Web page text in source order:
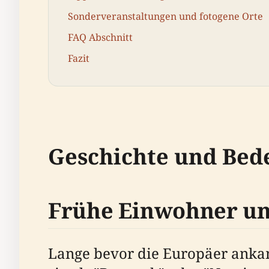
Sonderveranstaltungen und fotogene Orte
FAQ Abschnitt
Fazit
Geschichte und
Frühe Einwohner
Lange bevor die Europäer